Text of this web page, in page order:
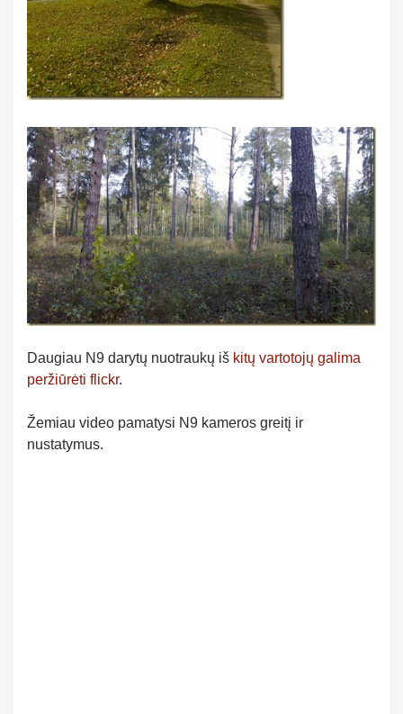
Daugiau N9 darytų nuotraukų iš kitų vartotojų galima
peržiūrėti flickr.
Žemiau video pamatysi N9 kameros greitį ir
nustatymus.